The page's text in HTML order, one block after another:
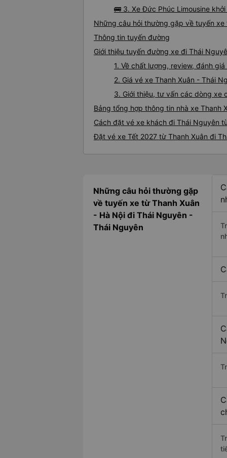
🚌 3. Xe Đức Phúc Limousine
Những câu hỏi thường gặp về tuyến xe
Thông tin tuyến đường
Giới thiệu tuyến đường xe đi Thái
1. Về chất lượng, review, đánh
2. Giá vé xe Thanh Xuân - Thái
3. Giới thiệu, tư vấn các dòng xe
Bảng tổng hợp thông tin nhà xe Thanh
Cách đặt vé xe khách đi Thái Nguyên
Đặt vé xe Tết 2027 từ Thanh Xuân đi
Những câu hỏi thường gặp
về tuyến xe từ Thanh Xuân
- Hà Nội đi Thái Nguyên -
Thái Nguyên